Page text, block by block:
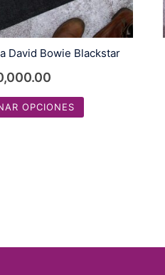
David Bowie Blackstar
OPCIONES